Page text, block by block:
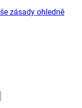
zásady ohledně